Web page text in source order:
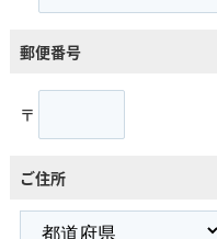
郵便番号
〒
ご住所